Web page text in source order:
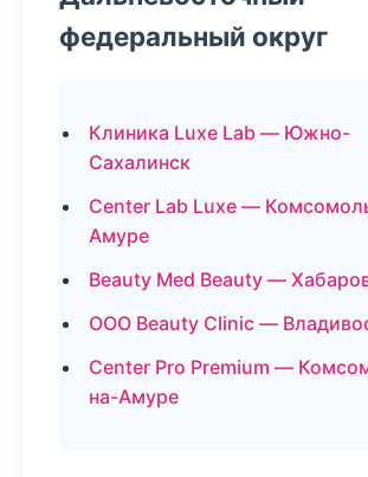
федеральный округ
Клиника Luxe Lab — Южно-
Сахалинск
Center Lab Luxe —
Амуре
Beauty Med Beauty —
ООО Beauty Clinic —
Center Pro Premium —
на-Амуре